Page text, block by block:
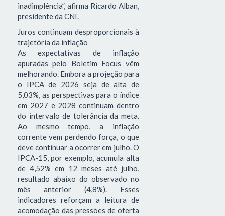
inadimplência”, afirma Ricardo Alban,
presidente da CNI.
Juros continuam desproporcionais à
trajetória da inflação
As expectativas de inflação
apuradas pelo Boletim Focus vêm
melhorando. Embora a projeção para
o IPCA de 2026 seja de alta de
5,03%, as perspectivas para o índice
em 2027 e 2028 continuam dentro
do intervalo de tolerância da meta.
Ao mesmo tempo, a inflação
corrente vem perdendo força, o que
deve continuar a ocorrer em julho. O
IPCA-15, por exemplo, acumula alta
de 4,52% em 12 meses até julho,
resultado abaixo do observado no
mês anterior (4,8%). Esses
indicadores reforçam a leitura de
acomodação das pressões de oferta